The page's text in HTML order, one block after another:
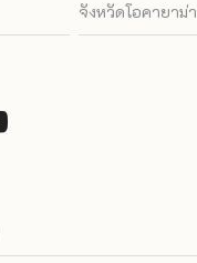
จังหวัดโอคายาม่า